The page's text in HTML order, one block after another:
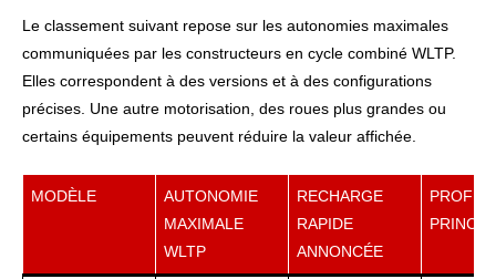
Le classement suivant repose sur les autonomies maximales
communiquées par les constructeurs en cycle combiné WLTP.
Elles correspondent à des versions et à des configurations
précises. Une autre motorisation, des roues plus grandes ou
certains équipements peuvent réduire la valeur affichée.
MODÈLE
AUTONOMIE
MAXIMALE
WLTP
RECHARGE
RAPIDE
ANNONCÉE
PROFIL